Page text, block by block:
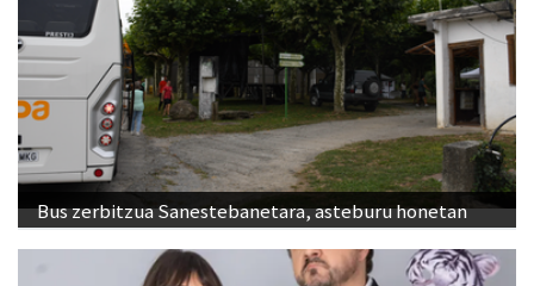
Bus zerbitzua Sanestebanetara, asteburu honetan